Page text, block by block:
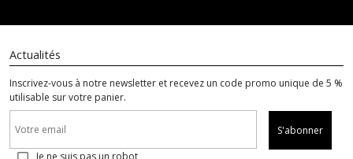
Actualités
Inscrivez-vous à notre newsletter et recevez un code promo unique de 5 %
utilisable sur votre panier.
S'abonner